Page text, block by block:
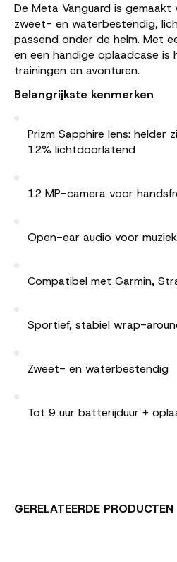
De Meta Vanguard is
zweet- en waterbestendig,
passend onder de helm. Met
en een handige oplaadcase is
trainingen en avonturen.
Belangrijkste kenmerken
Prizm Sapphire lens:
12% lichtdoorlatend
12 MP-camera voor
Open-ear audio voor
Compatibel met Garmin,
Sportief, stabiel wrap-
Zweet- en waterbestendig
Tot 9 uur batterijduur +
GERELATEERDE PRODUCTEN